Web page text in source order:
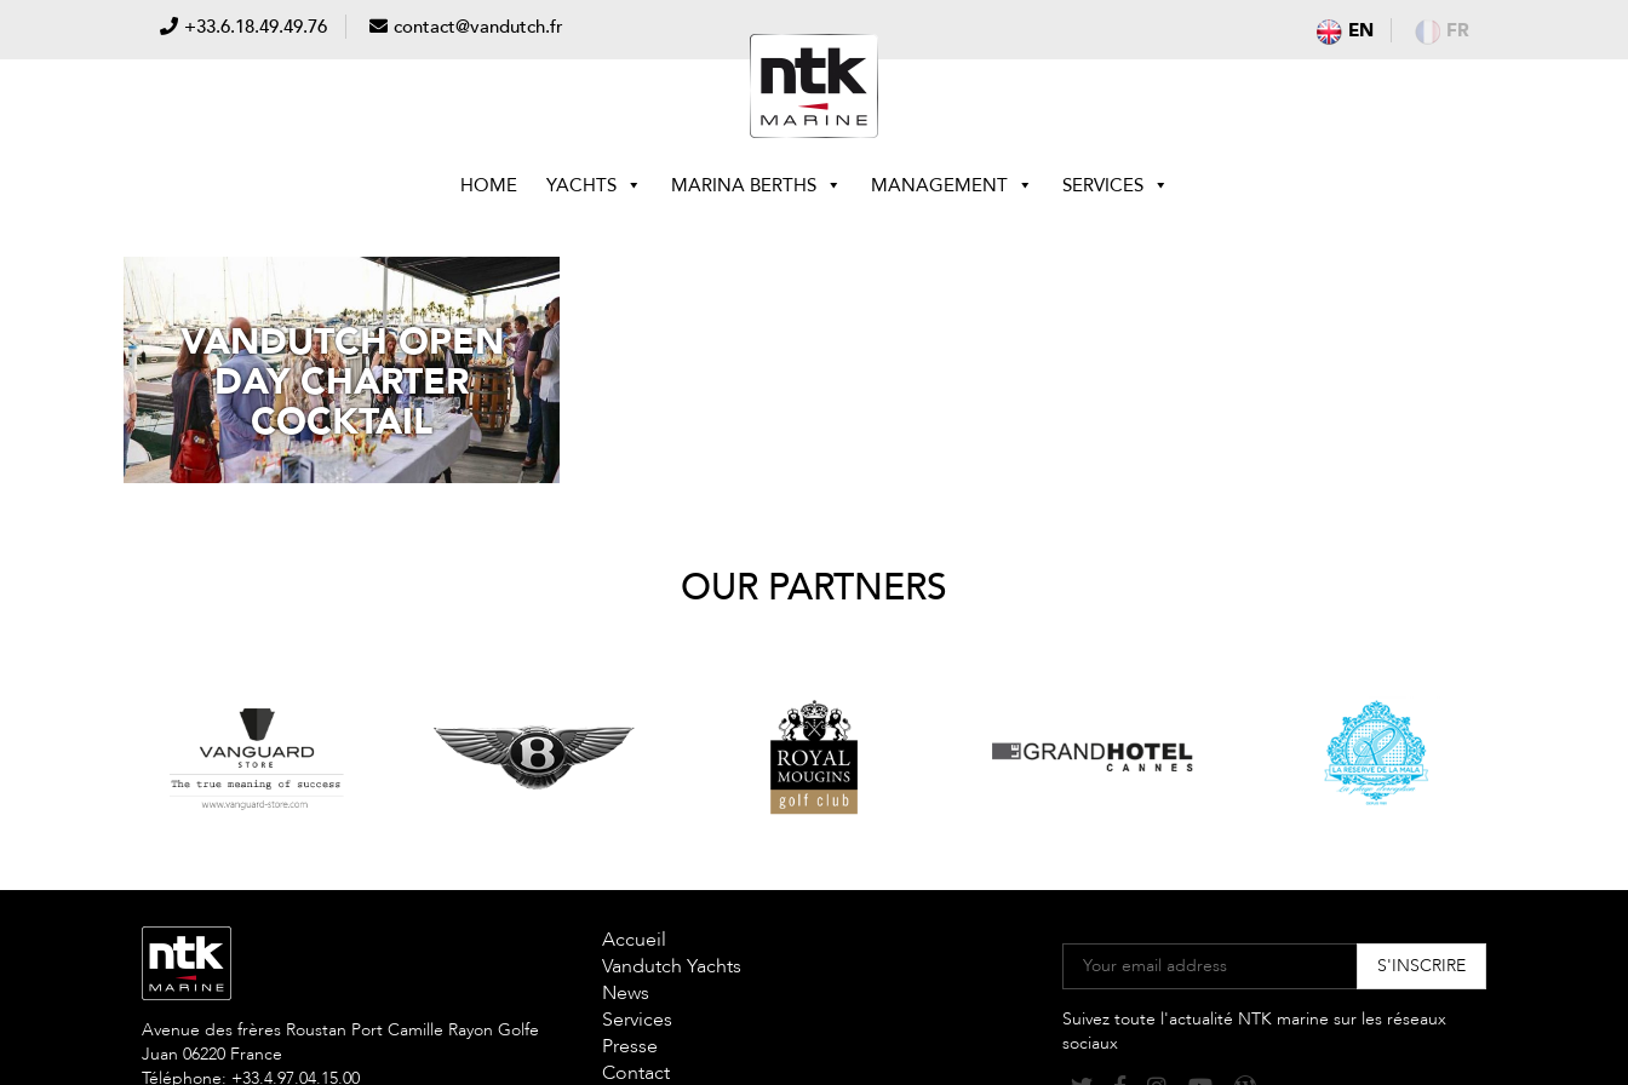
+33.6.18.49.49.76 contact@vandutch.fr EN FR
HOME YACHTS MARINA BERTHS MANAGEMENT SERVICES
VANDUTCH OPEN
DAY CHARTER
COCKTAIL
OUR PARTNERS
Avenue des frères Roustan Port Camille Rayon Golfe
Juan 06220 France
Téléphone: +33.4.97.04.15.00
Accueil
Vandutch Yachts
News
Services
Presse
Contact
Suivez toute l'actualité NTK marine sur les réseaux
sociaux